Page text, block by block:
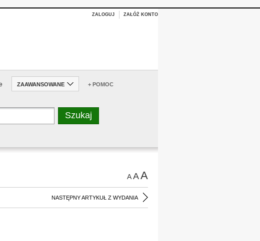
ZALOGUJ ZAŁÓŻ KONTO
ZAAWANSOWANE + POMOC
AAA
NASTĘPNY ARTYKUŁ Z WYDANIA